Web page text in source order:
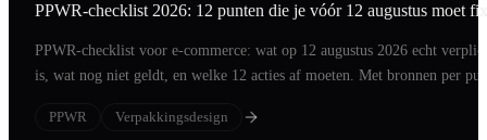
PPWR-checklist 2026: 12 punten die je vóór 12 augustus moet
PPWR-checklist voor e-commerce: wat op 12 augustus 2026 echt
is, wat nog niet geldt, en welke 12 acties af moeten. Met bronnen per
PPWR Verpakkingsdesign